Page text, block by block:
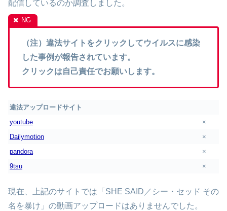
配信しているのか調査しました。
（注）違法サイトをクリックしてウイルスに感染
した事例が報告されています。
クリックは自己責任でお願いします。
違法アップロードサイト
youtube
×
Dailymotion
×
pandora
×
9tsu
×
現在、上記のサイトでは「SHE SAID／シー・セッド その
名を暴け」の動画アップロードはありませんでした。